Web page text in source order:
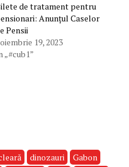
de tratament pentru
Anunțul Caselor
Pensii
19, 2023
„#cub1”
dinozauri
Gabon